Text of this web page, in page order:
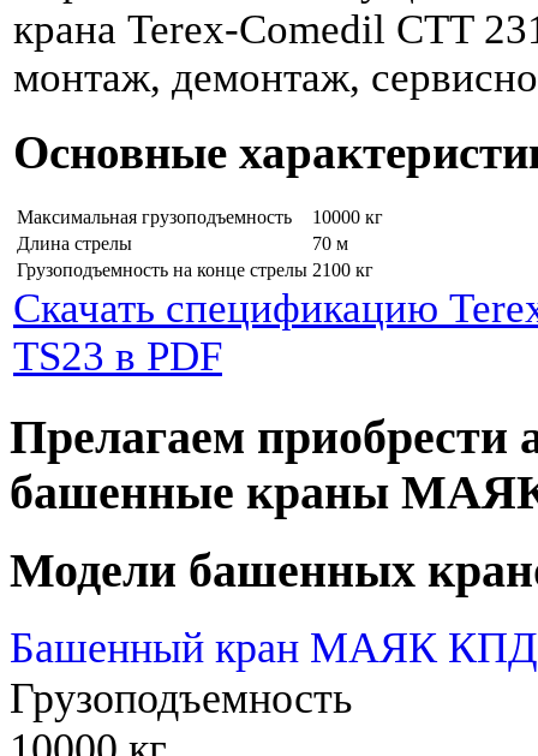
крана Terex-Comedil CTT
монтаж, демонтаж,
Основные
Максимальная грузоподъемность
10000 кг
Длина стрелы
70 м
Грузоподъемность на конце стрелы 2100 кг
Скачать спецификацию
TS23 в PDF
Прелагаем приобрести
башенные краны
Модели башенных
Башенный кран МАЯК КПД
Грузоподъемность